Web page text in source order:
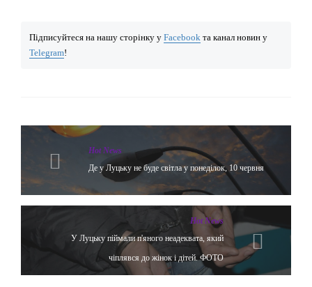
Підписуйтеся на нашу сторінку у Facebook та канал новин у
Telegram!
Hot News
Де у Луцьку не буде світла у понеділок, 10 червня
Hot News
У Луцьку піймали п'яного неадеквата, який
чіплявся до жінок і дітей. ФОТО